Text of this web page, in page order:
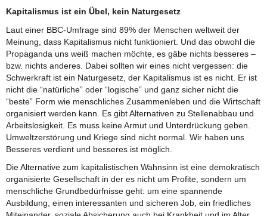
Kapitalismus ist ein Übel, kein Naturgesetz
Laut einer BBC-Umfrage sind 89% der Menschen weltweit der
Meinung, dass Kapitalismus nicht funktioniert. Und das obwohl die
Propaganda uns weiß machen möchte, es gäbe nichts besseres –
bzw. nichts anderes. Dabei sollten wir eines nicht vergessen: die
Schwerkraft ist ein Naturgesetz, der Kapitalismus ist es nicht. Er ist
nicht die “natürliche” oder “logische” und ganz sicher nicht die
“beste” Form wie menschliches Zusammenleben und die Wirtschaft
organisiert werden kann. Es gibt Alternativen zu Stellenabbau und
Arbeitslosigkeit. Es muss keine Armut und Unterdrückung geben.
Umweltzerstörung und Kriege sind nicht normal. Wir haben uns
Besseres verdient und besseres ist möglich.
Die Alternative zum kapitalistischen Wahnsinn ist eine demokratisch
organisierte Gesellschaft in der es nicht um Profite, sondern um
menschliche Grundbedürfnisse geht: um eine spannende
Ausbildung, einen interessanten und sicheren Job, ein friedliches